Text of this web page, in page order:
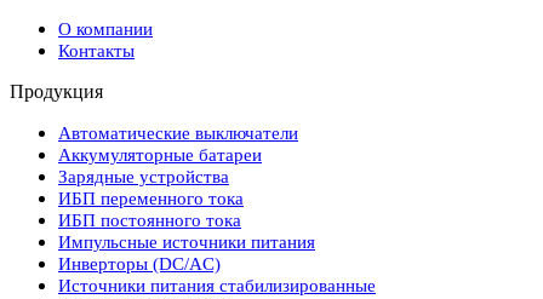
О компании
Контакты
Продукция
Автоматические выключатели
Аккумуляторные батареи
Зарядные устройства
ИБП переменного тока
ИБП постоянного тока
Импульсные источники питания
Инверторы (DC/AC)
Источники питания стабилизированные